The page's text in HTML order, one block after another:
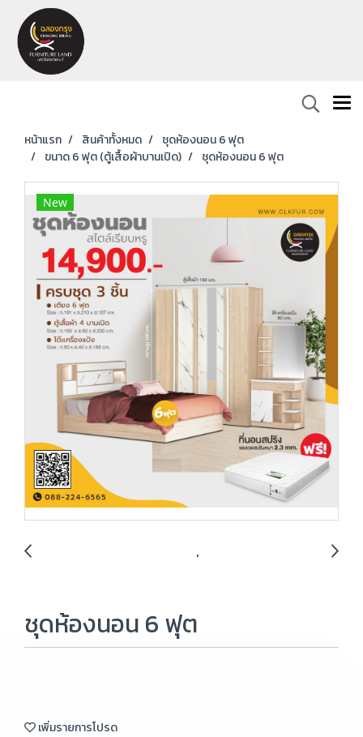
หน้าแรก สินค้าทั้งหมด
ชุดห้องนอน 6 ฟุต
ขนาด 6 ฟุต (ตู้เสื้อผ้าบานเปิด)
ชุดห้องนอน 6 ฟุต
New
ชุดห้องนอน 6 ฟุต
เพิ่มรายการโปรด